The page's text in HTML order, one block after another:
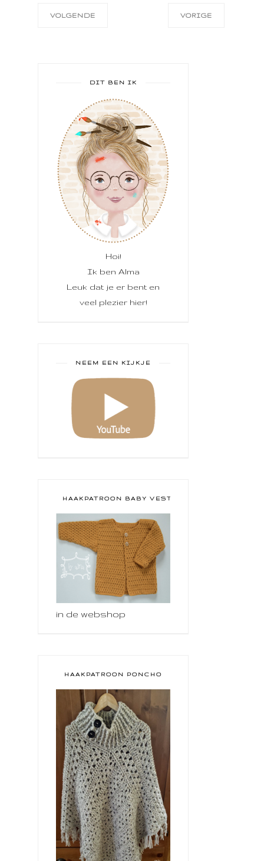
VOLGENDE VORIGE
DIT BEN IK
Hoi!
Ik ben Alma
Leuk dat je er bent en
veel plezier hier!
NEEM EEN KIJKJE
HAAKPATROON BABY VESTJE
in de webshop
HAAKPATROON PONCHO